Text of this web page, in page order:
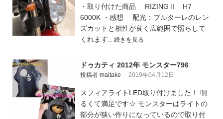
・取り付けた商品 RIZINGⅡ H7
6000K ・感想 配光：ブルターレのレン
ズカットと相性が良く広範囲で照らして
くれます.. 続きを見る
ドゥカティ 2012年 モンスター796
投稿者 maitake 2019年04月12日
スフィアライトLED取り付けました！ 明
るくて満足です☆ モンスターはライトの
部分が狭い作りになっているので取り付